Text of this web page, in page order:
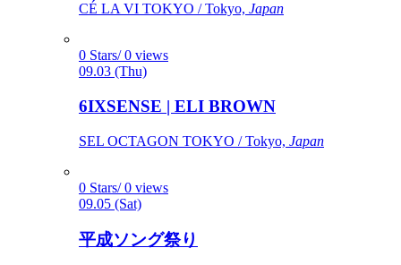
CÉ LA VI TOKYO / Tokyo, Japan
0 Stars/ 0 views
09.03 (Thu)
6IXSENSE | ELI BROWN
SEL OCTAGON TOKYO / Tokyo, Japan
0 Stars/ 0 views
09.05 (Sat)
平成ソング祭り